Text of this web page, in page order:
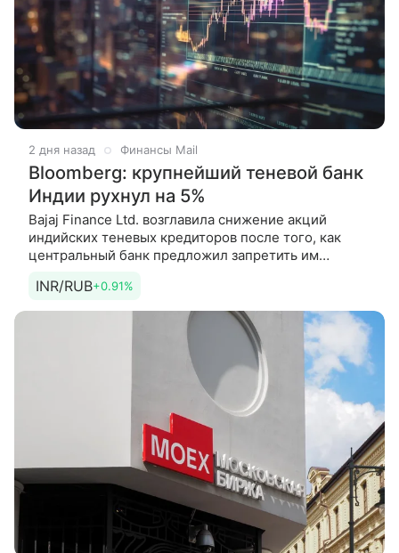
2 дня назад Финансы Mail
Bloomberg: крупнейший теневой банк
Индии рухнул на 5%
Bajaj Finance Ltd. возглавила снижение акций
индийских теневых кредиторов после того, как
центральный банк предложил запретить им
Об этом пишет агентство
INR/RUB+0.91%